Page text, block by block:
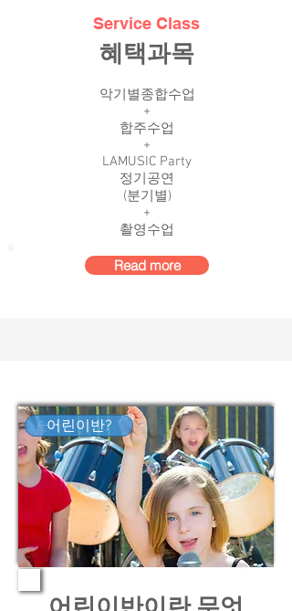
Service Class
혜택과목
악기별종합수업
+
합주수업​
+
LAMUSIC Party
정기공연
(분기별)
+
​촬영수업
Read more
어린이반?